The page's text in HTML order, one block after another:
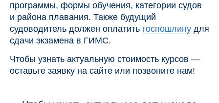
программы, формы обучения, категории судов
и района плавания. Также будущий
судоводитель должен оплатить госпошлину для
сдачи экзамена в ГИМС.
Чтобы узнать актуальную стоимость курсов —
оставьте заявку на сайте или позвоните нам!